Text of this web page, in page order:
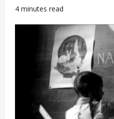
4 minutes read